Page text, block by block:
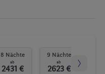
8 Nächte
ab
2431 €
9 Nächte
ab
2623 €